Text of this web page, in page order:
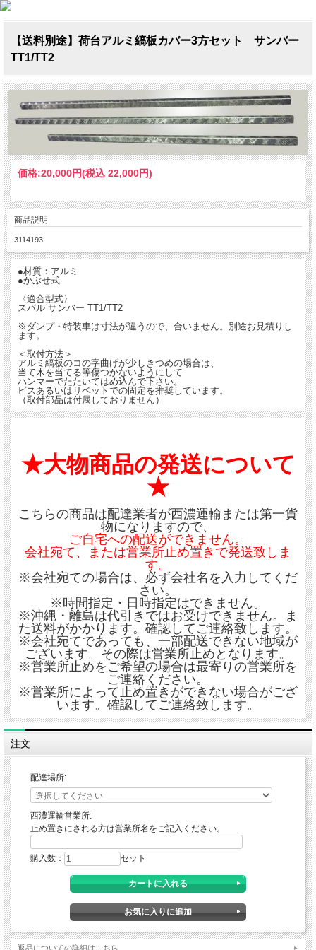
【送料別途】荷台アルミ縞板カバー3方セット サンバー
TT1/TT2
価格:20,000円(税込 22,000円)
商品説明
3114193
●材質：アルミ
●かぶせ式
〈適合型式〉
スバル サンバー TT1/TT2
※ダンプ・特装車は寸法が違うので、合いません。別途お見積りし
ます。
＜取付方法＞
アルミ縞板のコの字曲げが少しきつめの場合は、
当て木を当てる等傷つかないようにして
ハンマーでたたいてはめ込んで下さい。
ビスあるいはリベットでの固定を推奨しています。
（取付部品は付属しておりません）
★大物商品の発送について
★
こちらの商品は配達業者が西濃運輸または第一貨
物になりますので、
ご自宅への配送ができません。
会社宛て、または営業所止め置きで発送致しま
す。
※会社宛ての場合は、必ず会社名を入力してくだ
さい。
※時間指定・日時指定はできません。
※沖縄・離島は代引きではお受けできません。ま
た送料がかかります。確認してご連絡致します。
※会社宛てであっても、一部配送できない地域が
ございます。その際は営業所止めとなります。
※営業所止めをご希望の場合は最寄りの営業所を
ご連絡ください。
※営業所によって止め置きができない場合がござ
います。確認してご連絡致します。
注文
配達場所:
西濃運輸営業所:
止め置きにされる方は営業所名をご記入ください。
購入数： セット
返品についての詳細はこちら